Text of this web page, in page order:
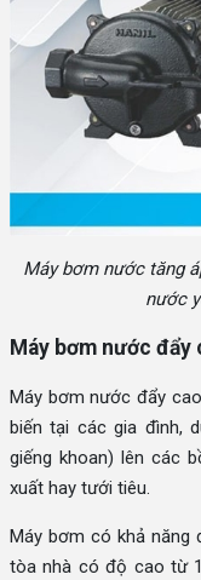
Máy bơm nước tăng
nước
Máy bơm nước đẩy
Máy bơm nước đẩy
biến tại các gia đình,
giếng khoan) lên các
xuất hay tưới tiêu.
Máy bơm có khả
tòa nhà có độ cao từ